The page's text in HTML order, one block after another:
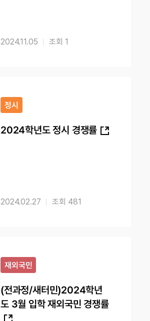
2024.11.05 1
정시
2024학년도 정시 경쟁률
2024.02.27 481
재외국민
(전과정/새터민)2024학년
도 3월 입학 재외국민 경쟁률